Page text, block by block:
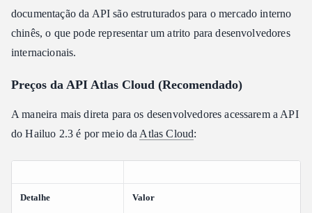
documentação da API são estruturados para o mercado interno
chinês, o que pode representar um atrito para desenvolvedores
internacionais.
Preços da API Atlas Cloud (Recomendado)
A maneira mais direta para os desenvolvedores acessarem a API
do Hailuo 2.3 é por meio da Atlas Cloud:
Detalhe Valor